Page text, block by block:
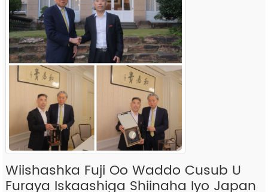
Wiishashka Fuji Oo Waddo Cusub U
Furaya Iskaashiga Shiinaha Iyo Japan